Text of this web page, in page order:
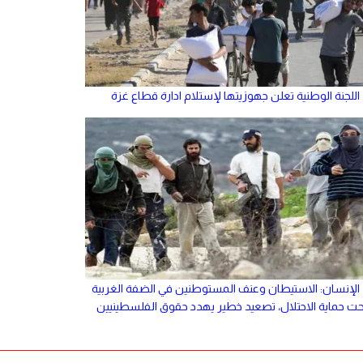
اللجنة الوطنية تعلن جهوزيتها لإستلام ادارة قطاع غزة
الإنسان: الاستيطان وعنف المستوطنين في الضفة الغربية
حماية الاحتلال، تصعيد خطير يهدد حقوق الفلسطينيين